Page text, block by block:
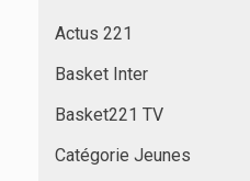
Actus 221
Basket Inter
Basket221 TV
Catégorie Jeunes